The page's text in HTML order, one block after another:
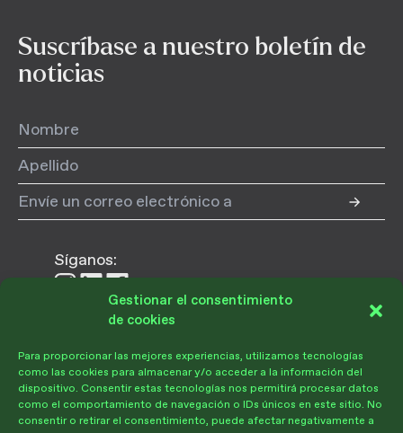
Gestionar el consentimiento
de cookies
Para proporcionar las mejores experiencias, utilizamos tecnologías
como las cookies para almacenar y/o acceder a la información del
dispositivo. Consentir estas tecnologías nos permitirá procesar datos
como el comportamiento de navegación o IDs únicos en este sitio. No
consentir o retirar el consentimiento, puede afectar negativamente a
Donar
Suscríbase a nuestro boletín de
noticias
Síganos:
Síganos
Instagram
Síganos
LinkedIn
Síganos
en
Facebook